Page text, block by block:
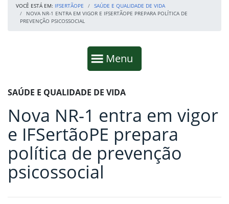
VOCÊ ESTÁ EM: IFSERTÃOPE
SAÚDE E QUALIDADE DE VIDA
NOVA NR-1 ENTRA EM VIGOR E IFSERTÃOPE PREPARA POLÍTICA DE
PREVENÇÃO PSICOSSOCIAL
Mostrar
Menu
Fim da navegação
Início do conteúdo
SAÚDE E QUALIDADE DE VIDA
Nova NR-1 entra em vigor
e IFSertãoPE prepara
política de prevenção
psicossocial